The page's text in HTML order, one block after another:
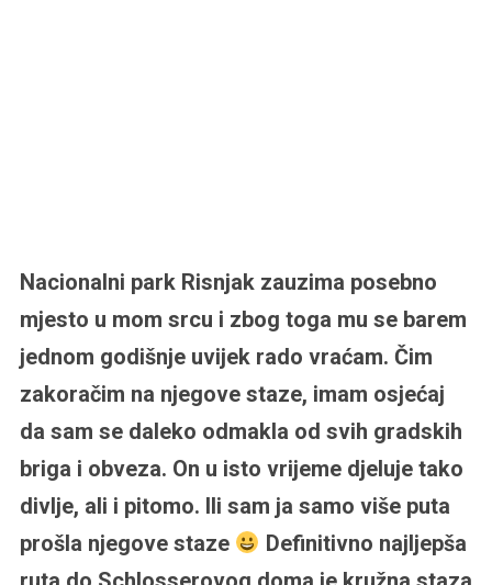
Nacionalni park Risnjak zauzima posebno
mjesto u mom srcu i zbog toga mu se barem
jednom godišnje uvijek rado vraćam. Čim
zakoračim na njegove staze, imam osjećaj
da sam se daleko odmakla od svih gradskih
briga i obveza. On u isto vrijeme djeluje tako
divlje, ali i pitomo. Ili sam ja samo više puta
prošla njegove staze
Definitivno najljepša